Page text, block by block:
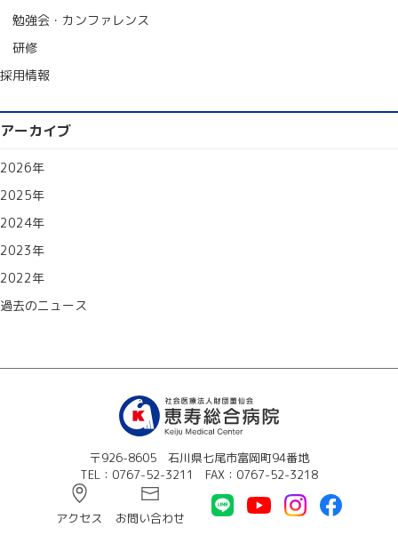
勉強会・カンファレンス
研修
採用情報
アーカイブ
2026年
2025年
2024年
2023年
2022年
過去のニュース
〒926-8605 石川県七尾市富岡町94番地
TEL：0767-52-3211 FAX：0767-52-3218
アクセス お問い合わせ